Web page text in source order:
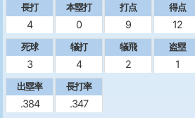
長打
4
本塁打
0
打点
9
得点
12
死球
3
犠打
4
犠飛
2
盗塁
1
出塁率
.384
長打率
.347